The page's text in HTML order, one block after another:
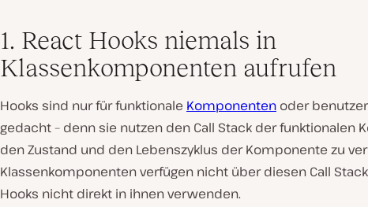
1. React Hooks niemals in
Klassenkomponenten aufrufen
Hooks sind nur für funktionale Komponenten oder
gedacht – denn sie nutzen den Call Stack der funktionalen
den Zustand und den Lebenszyklus der Komponente zu
Klassenkomponenten verfügen nicht über diesen Call
Hooks nicht direkt in ihnen verwenden.